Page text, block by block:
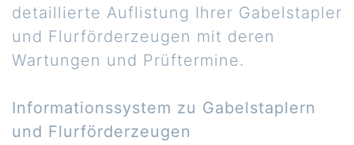
detaillierte Auflistung Ihrer Gabelstapler
und Flurförderzeugen mit deren
Wartungen und Prüftermine.
Informationssystem zu Gabelstaplern
und Flurförderzeugen